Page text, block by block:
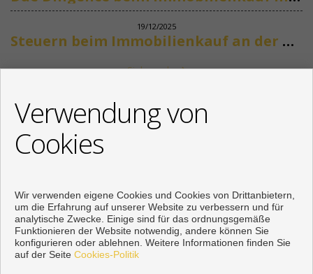
19/12/2025
Steuern beim Immobilienkauf an der Costa del Sol
Siehe mehr
+34 622318266
info@mikenaumannimmobilien.com
Von Montag bis Freitag : 10:00 - 18:00
Verwendung von
Cookies
Wir verwenden eigene Cookies und Cookies von Drittanbietern,
um die Erfahrung auf unserer Website zu verbessern und für
analytische Zwecke. Einige sind für das ordnungsgemäße
Funktionieren der Website notwendig, andere können Sie
konfigurieren oder ablehnen. Weitere Informationen finden Sie
auf der Seite Cookies-Politik